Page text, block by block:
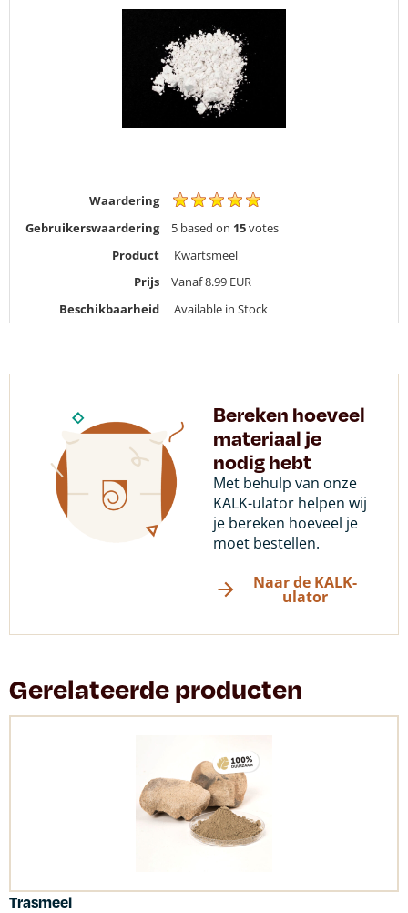
Waardering
Gebruikerswaardering
5based on 15votes
Product
Kwartsmeel
Prijs
Vanaf 8.99EUR
Beschikbaarheid
Available in Stock
Bereken hoeveel
materiaal je
nodig hebt
Met behulp van onze
KALK-ulator helpen wij
je bereken hoeveel je
moet bestellen.
Naar de KALK-
ulator
Gerelateerde producten
Trasmeel